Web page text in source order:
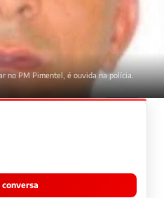
no PM Pimentel, é ouvida na polícia.